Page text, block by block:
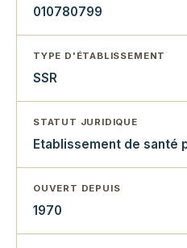
010780799
TYPE D'ÉTABLISSEMENT
SSR
STATUT JURIDIQUE
Etablissement de
OUVERT DEPUIS
1970